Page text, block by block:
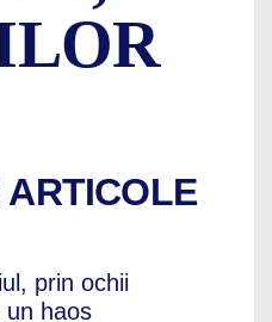
ARTICOLE
prin ochii
un haos